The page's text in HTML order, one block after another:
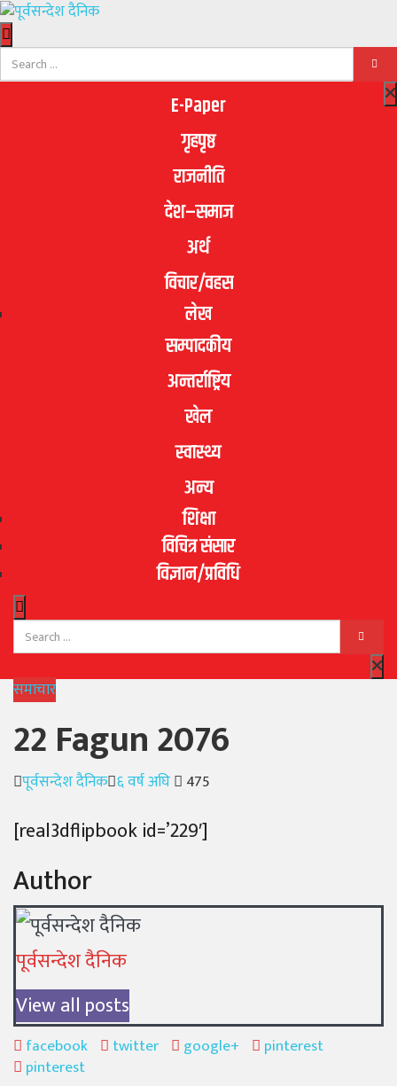
E-Paper
गृहपृष्ठ
राजनीति
देश–समाज
अर्थ
विचार/वहस
लेख
सम्पादकीय
अन्तर्राष्ट्रिय
खेल
स्वास्थ्य
अन्य
शिक्षा
विचित्र संसार
विज्ञान/प्रविधि
समाचार
22 Fagun 2076
Author
पूर्वसन्देश दैनिक Posted
६ वर्ष अघि 475
[real3dflipbook id=’229′]
Author
पूर्वसन्देश दैनिक
View all posts
facebook twitter google+
pinterest
pinterest